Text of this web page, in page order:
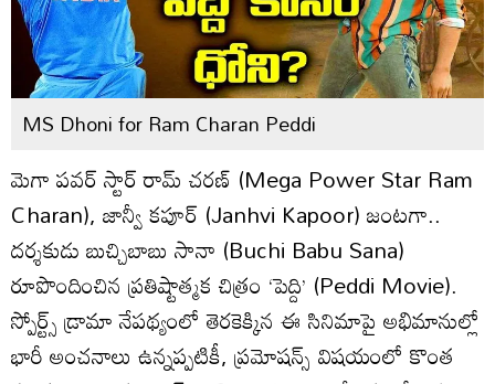
MS Dhoni for Ram Charan Peddi
మెగా పవర్ స్టార్ రామ్ చరణ్ (Mega Power Star Ram
Charan), జాన్వీ కపూర్ (Janhvi Kapoor) జంటగా..
దర్శకుడు బుచ్చిబాబు సానా (Buchi Babu Sana)
రూపొందించిన ప్రతిష్టాత్మక చిత్రం ‘పెద్ది’ (Peddi Movie).
స్పోర్ట్స్ డ్రామా నేపథ్యంలో తెరకెక్కిన ఈ సినిమాపై అభిమానుల్లో
భారీ అంచనాలు ఉన్నప్పటికీ, ప్రమోషన్స్ విషయంలో కొంత